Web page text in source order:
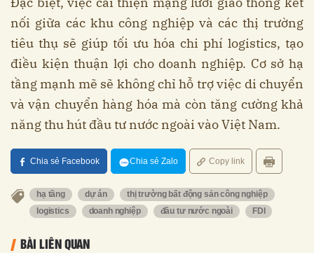
nối giữa các khu công nghiệp và các thị trường
tiêu thụ sẽ giúp tối ưu hóa chi phí logistics, tạo
điều kiện thuận lợi cho doanh nghiệp. Cơ sở hạ
tầng mạnh mẽ sẽ không chỉ hỗ trợ việc di chuyển
và vận chuyển hàng hóa mà còn tăng cường khả
năng thu hút đầu tư nước ngoài vào Việt Nam.
Chia sẻ Facebook Chia sẻ Zalo Copy link
hạ tầng dự án
thị trường bất động sản công nghiệp
logistics
doanh nghiệp đầu tư nước ngoài FDI
BÀI LIÊN QUAN